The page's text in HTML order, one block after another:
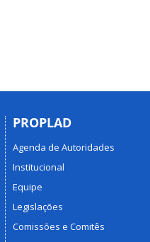
PROPLAD
Agenda de Autoridades
Institucional
Equipe
Legislações
Comissões e Comitês